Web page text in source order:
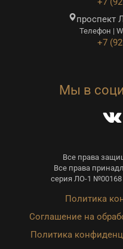
проспект
Телефон |
+7
Мы в
Все права
Все права
серия ЛО-1
Политика
Соглашение на
Политика